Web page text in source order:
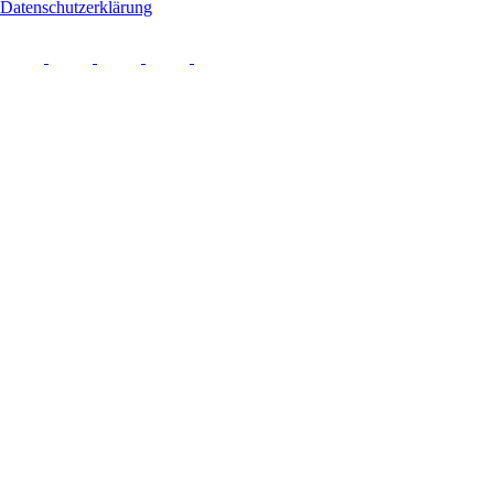
Datenschutzerklärung